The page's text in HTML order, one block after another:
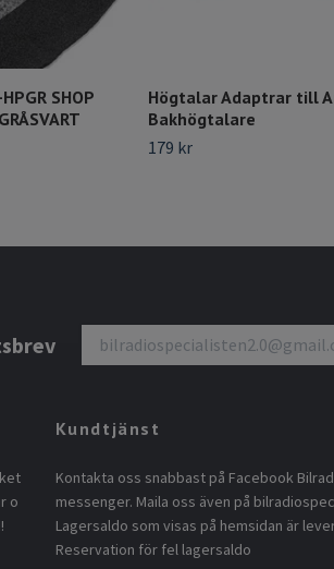
SHOP
Högtalar Adaptrar till
Bakhögtalare
179 kr
o
Kundtjänst
Kontakta oss snabbast på Facebook
messenger. Maila oss även på
Lagersaldo som visas på hemsidan är
Reservation för fel lagersaldo